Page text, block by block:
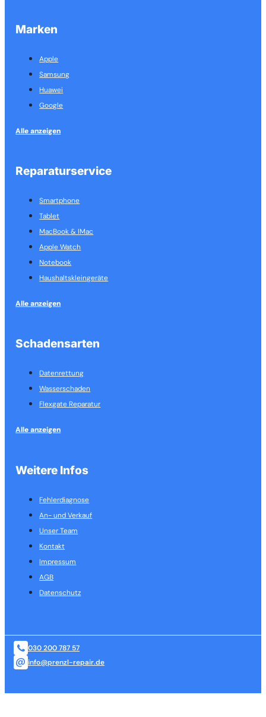
Marken
Apple
Samsung
Huawei
Google
Alle anzeigen
Reparaturservice
Smartphone
Tablet
MacBook & IMac
Apple Watch
Notebook
Haushalts­kleingeräte
Alle anzeigen
Schadensarten
Datenrettung
Wasserschaden
Flexgate Reparatur
Alle anzeigen
Weitere Infos
Fehlerdiagnose
An- und Verkauf
Unser Team
Kontakt
Impressum
AGB
Datenschutz
030 200 787 57
info@prenzl-repair.de